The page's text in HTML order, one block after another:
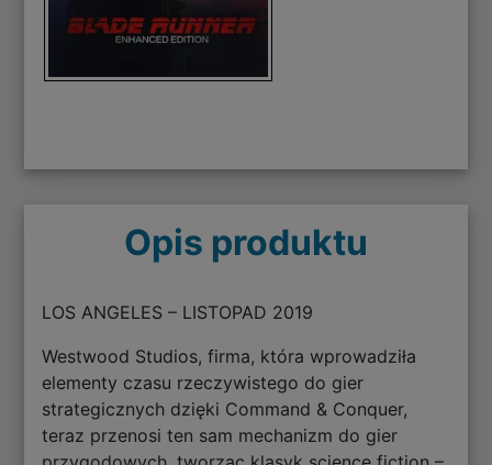
Opis produktu
LOS ANGELES – LISTOPAD 2019
Westwood Studios, firma, która wprowadziła
elementy czasu rzeczywistego do gier
strategicznych dzięki Command & Conquer,
teraz przenosi ten sam mechanizm do gier